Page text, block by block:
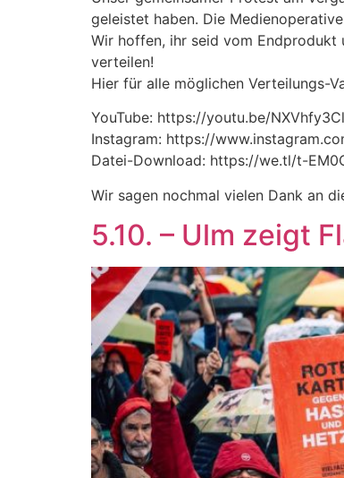
geleistet haben. Die
Wir hoffen, ihr seid vom
verteilen!
Hier für alle möglichen Verteilungs-
YouTube: https://youtu.be/
Instagram: https://
Datei-Download: https://we.tl/t-
Wir sagen nochmal vielen Dank an
5.10. – Ulm zeigt